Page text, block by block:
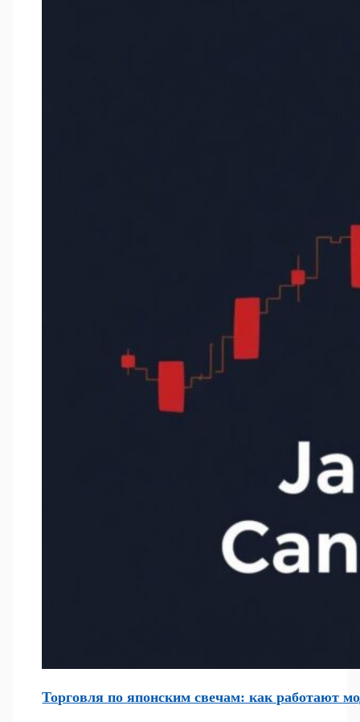
Торговля по японским свечам: как работают